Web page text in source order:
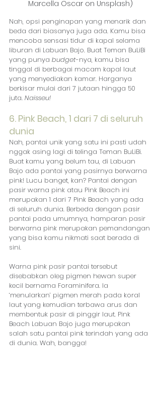
Marcella Oscar on Unsplash)
Nah, opsi penginapan yang menarik dan
beda dari biasanya juga ada. Kamu bisa
mencoba sensasi tidur di kapal selama
liburan di Labuan Bajo. Buat Teman BuLiBi
yang punya budget-nya, kamu bisa
tinggal di berbagai macam kapal laut
yang menyediakan kamar. Harganya
berkisar mulai dari 7 jutaan hingga 50
juta. Naisseu!
6. Pink Beach, 1 dari 7 di seluruh
dunia
Nah, pantai unik yang satu ini pasti udah
nggak asing lagi di telinga Teman BuLiBi.
Buat kamu yang belum tau, di Labuan
Bajo ada pantai yang pasirnya berwarna
pink! Lucu banget, kan? Pantai dengan
pasir warna pink atau Pink Beach ini
merupakan 1 dari 7 Pink Beach yang ada
di seluruh dunia. Berbeda dengan pasir
pantai pada umumnya, hamparan pasir
berwarna pink merupakan pemandangan
yang bisa kamu nikmati saat berada di
sini.
Warna pink pasir pantai tersebut
disebabkan oleg pigmen hewan super
kecil bernama Foraminifera. Ia
‘menularkan’ pigmen merah pada koral
laut yang kemudian terbawa arus dan
membentuk pasir di pinggir laut. Pink
Beach Labuan Bajo juga merupakan
salah satu pantai pink terindah yang ada
di dunia. Wah, bangga!